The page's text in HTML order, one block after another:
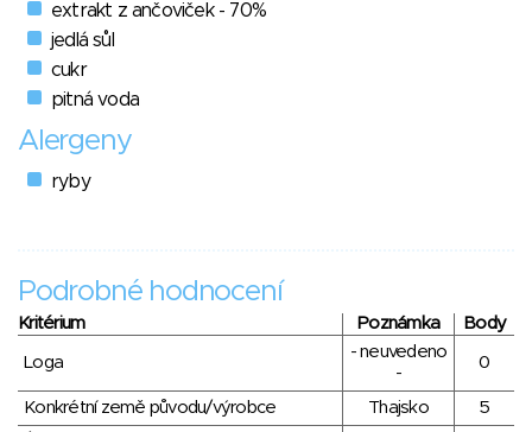
extrakt z ančoviček - 70%
jedlá sůl
cukr
pitná voda
Alergeny
ryby
Podrobné hodnocení
Kritérium Poznámka Body
Loga
- neuvedeno
-
0
Konkrétní země původu/výrobce Thajsko
5